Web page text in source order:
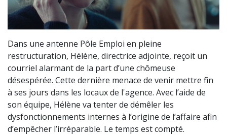
Dans une antenne Pôle Emploi en pleine
restructuration, Hélène, directrice adjointe, reçoit un
courriel alarmant de la part d’une chômeuse
désespérée. Cette dernière menace de venir mettre fin
à ses jours dans les locaux de l'agence. Avec l’aide de
son équipe, Hélène va tenter de démêler les
dysfonctionnements internes à l’origine de l’affaire afin
d’empêcher l’irréparable. Le temps est compté.